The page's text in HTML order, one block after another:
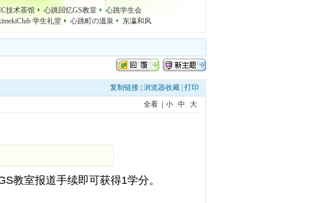
技术茶馆 心跳回忆GS教室
心跳学生会
学生礼堂
心跳町の溫泉 东瀛和风
复制链接 浏览器收藏 打印
全看 小 中 大
教室报道手续即可获得1学分。